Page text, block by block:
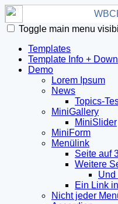
Toggle main menu
Templates
Template Info +
Demo
Lorem Ipsum
News
Topics-
MiniGallery
MiniSlider
MiniForm
Menülink
Seite auf
Weitere
Und
Ein Link
Nicht jeder